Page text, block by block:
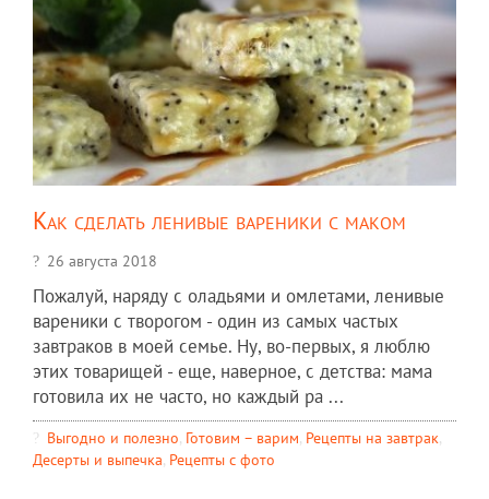
Как сделать ленивые вареники с маком
26 августа 2018
Пожалуй, наряду с оладьями и омлетами, ленивые
вареники с творогом - один из самых частых
завтраков в моей семье. Ну, во-первых, я люблю
этих товарищей - еще, наверное, с детства: мама
готовила их не часто, но каждый ра ...
Выгодно и полезно, Готовим – варим, Рецепты на завтрак,
Десерты и выпечка, Рецепты c фото